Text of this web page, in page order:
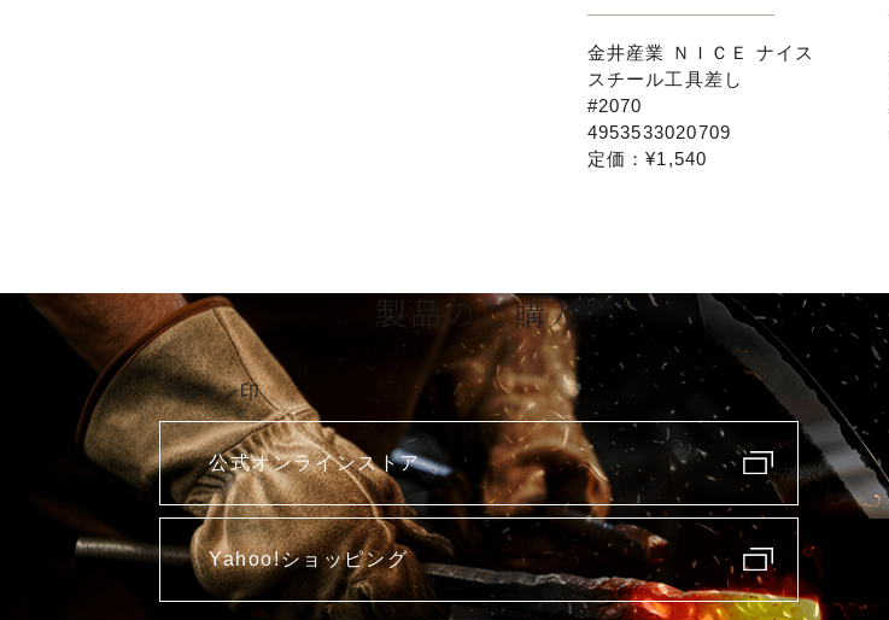
金井産業 ＮＩＣＥ ナイス
スチール工具差し
#2070
4953533020709
定価：¥1,540
製品のご購入
マルキン印
公式オンラインストア
Yahoo!ショッピング